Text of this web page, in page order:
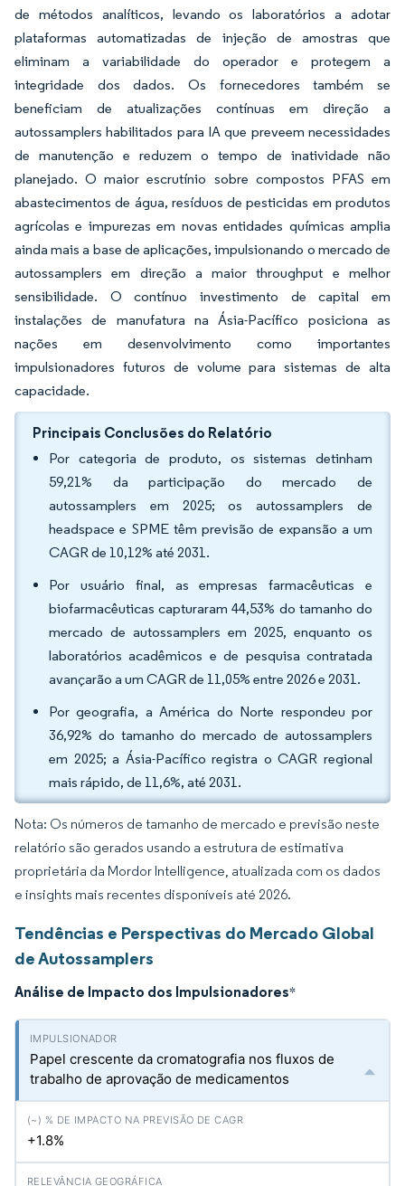
de métodos analíticos, levando os laboratórios a adotar
plataformas automatizadas de injeção de amostras que
eliminam a variabilidade do operador e protegem a
integridade dos dados. Os fornecedores também se
beneficiam de atualizações contínuas em direção a
autossamplers habilitados para IA que preveem necessidades
de manutenção e reduzem o tempo de inatividade não
planejado. O maior escrutínio sobre compostos PFAS em
abastecimentos de água, resíduos de pesticidas em produtos
agrícolas e impurezas em novas entidades químicas amplia
ainda mais a base de aplicações, impulsionando o mercado de
autossamplers em direção a maior throughput e melhor
sensibilidade. O contínuo investimento de capital em
instalações de manufatura na Ásia-Pacífico posiciona as
nações em desenvolvimento como importantes
impulsionadores futuros de volume para sistemas de alta
capacidade.
Principais Conclusões do Relatório
Por categoria de produto, os sistemas detinham
59,21% da participação do mercado de
autossamplers em 2025; os autossamplers de
headspace e SPME têm previsão de expansão a um
CAGR de 10,12% até 2031.
Por usuário final, as empresas farmacêuticas e
biofarmacêuticas capturaram 44,53% do tamanho do
mercado de autossamplers em 2025, enquanto os
laboratórios acadêmicos e de pesquisa contratada
avançarão a um CAGR de 11,05% entre 2026 e 2031.
Por geografia, a América do Norte respondeu por
36,92% do tamanho do mercado de autossamplers
em 2025; a Ásia-Pacífico registra o CAGR regional
mais rápido, de 11,6%, até 2031.
Nota: Os números de tamanho de mercado e previsão neste
relatório são gerados usando a estrutura de estimativa
proprietária da Mordor Intelligence, atualizada com os dados
e insights mais recentes disponíveis até 2026.
Tendências e Perspectivas do Mercado Global
de Autossamplers
Análise de Impacto dos Impulsionadores*
Papel crescente da cromatografia nos fluxos de
trabalho de aprovação de medicamentos
+1.8%